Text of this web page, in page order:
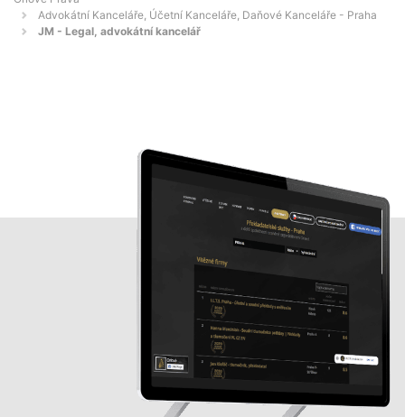
Advokátní Kanceláře, Účetní Kanceláře, Daňové Kanceláře - Praha
JM - Legal, advokátní kancelář